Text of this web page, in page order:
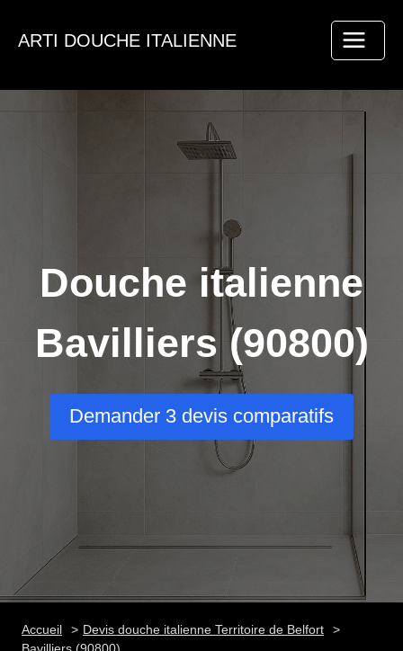
ARTI DOUCHE ITALIENNE
Douche italienne
Bavilliers (90800)
Demander 3 devis comparatifs
Accueil
Devis douche italienne Territoire de Belfort